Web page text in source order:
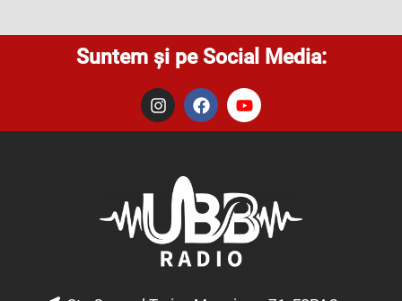
Suntem și pe Social Media:
I
n
s
m
F
a
c
o
k
Y
o
u
e